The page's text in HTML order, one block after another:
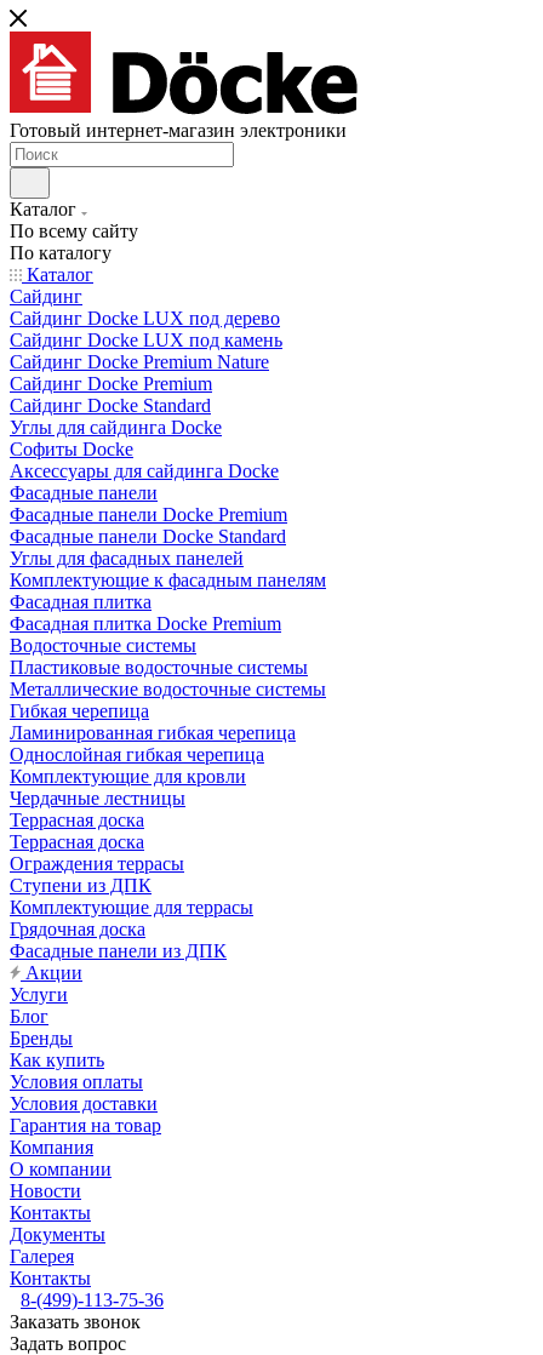
Готовый интернет-магазин электроники
Каталог
По всему сайту
По каталогу
Каталог
Сайдинг
Сайдинг Docke LUX под дерево
Сайдинг Docke LUX под камень
Сайдинг Docke Premium Nature
Сайдинг Docke Premium
Сайдинг Docke Standard
Углы для сайдинга Docke
Софиты Docke
Аксессуары для сайдинга Docke
Фасадные панели
Фасадные панели Docke Premium
Фасадные панели Docke Standard
Углы для фасадных панелей
Комплектующие к фасадным панелям
Фасадная плитка
Фасадная плитка Docke Premium
Водосточные системы
Пластиковые водосточные системы
Металлические водосточные системы
Гибкая черепица
Ламинированная гибкая черепица
Однослойная гибкая черепица
Комплектующие для кровли
Чердачные лестницы
Террасная доска
Террасная доска
Ограждения террасы
Ступени из ДПК
Комплектующие для террасы
Грядочная доска
Фасадные панели из ДПК
Акции
Услуги
Блог
Бренды
Как купить
Условия оплаты
Условия доставки
Гарантия на товар
Компания
О компании
Новости
Контакты
Документы
Галерея
Контакты
8-(499)-113-75-36
Заказать звонок
Задать вопрос